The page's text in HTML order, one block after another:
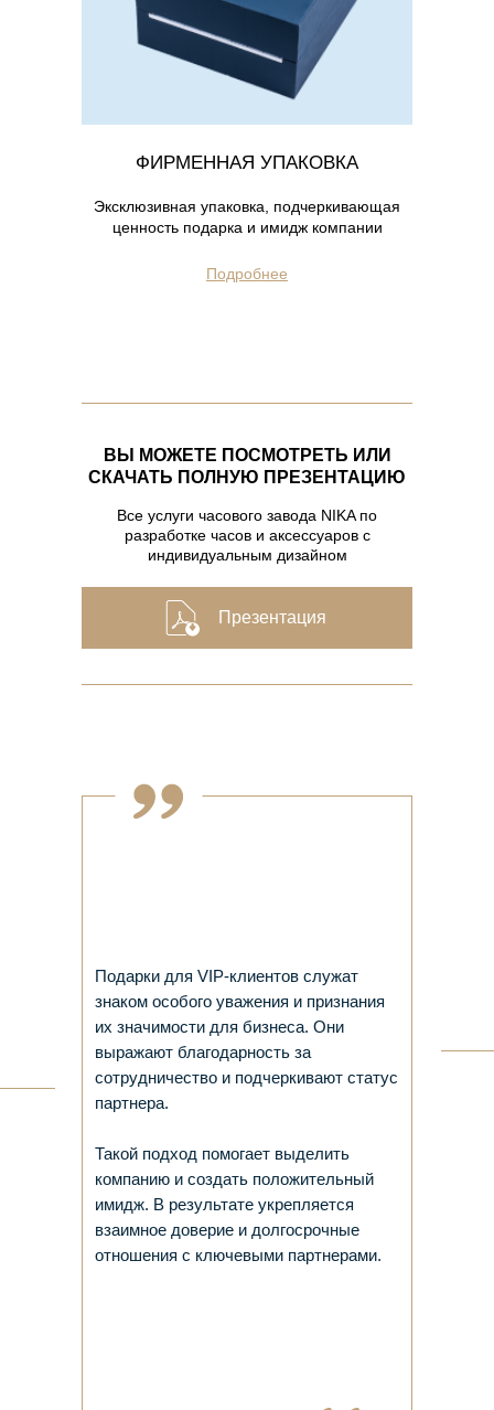
ФИРМЕННАЯ УПАКОВКА
Эксклюзивная упаковка, подчеркивающая
ценность подарка и имидж компании
Подробнее
Презентация
ВЫ МОЖЕТЕ ПОСМОТРЕТЬ ИЛИ
СКАЧАТЬ ПОЛНУЮ ПРЕЗЕНТАЦИЮ
Все услуги часового завода NIKA по
разработке часов и аксессуаров с
индивидуальным дизайном
Подарки для VIP-клиентов служат
знаком особого уважения и признания
их значимости для бизнеса. Они
выражают благодарность за
сотрудничество и подчеркивают статус
партнера.
Такой подход помогает выделить
компанию и создать положительный
имидж. В результате укрепляется
взаимное доверие и долгосрочные
отношения с ключевыми партнерами.